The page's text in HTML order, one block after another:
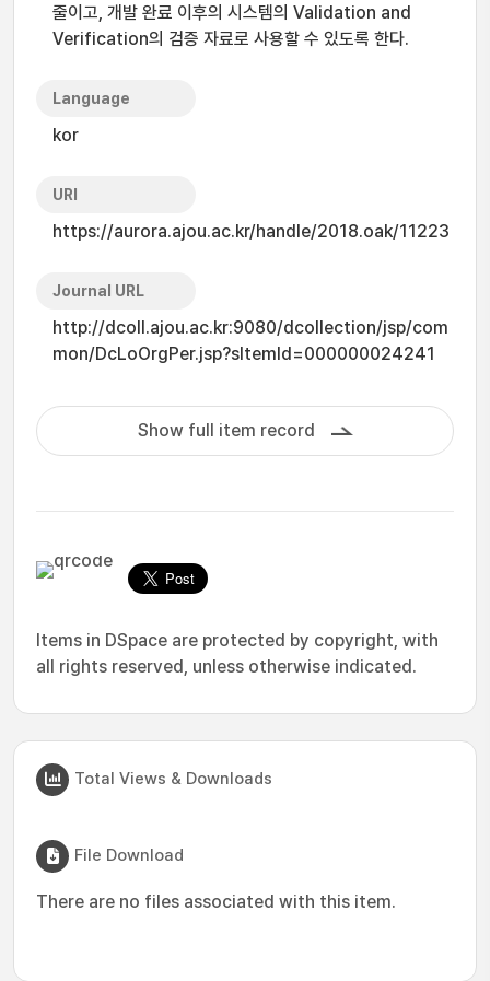
줄이고, 개발 완료 이후의 시스템의 Validation and
Verification의 검증 자료로 사용할 수 있도록 한다.
Language
kor
URI
https://aurora.ajou.ac.kr/handle/2018.oak/11223
Journal URL
http://dcoll.ajou.ac.kr:9080/dcollection/jsp/com
mon/DcLoOrgPer.jsp?sItemId=000000024241
Show full item record
Items in DSpace are protected by copyright, with
all rights reserved, unless otherwise indicated.
Total Views & Downloads
File Download
There are no files associated with this item.